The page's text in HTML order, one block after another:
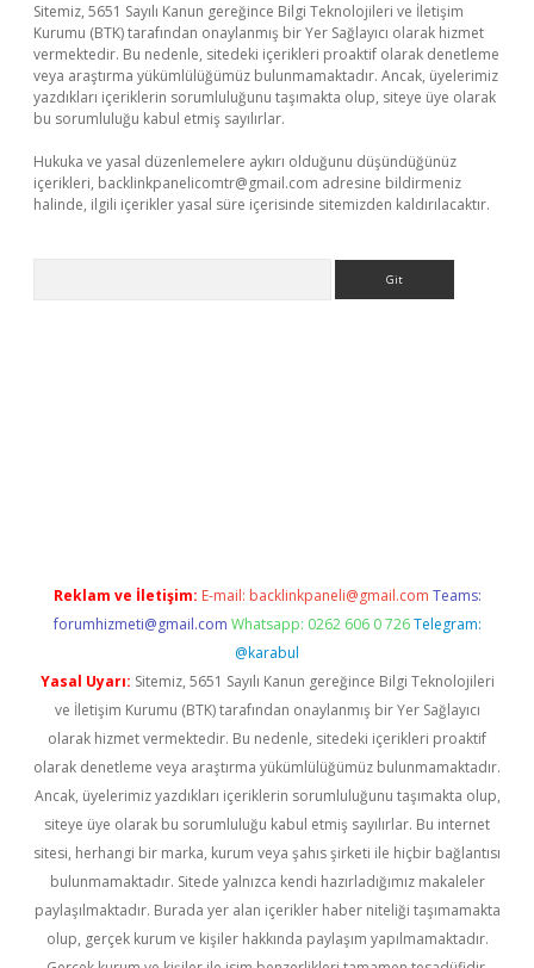
Sitemiz, 5651 Sayılı Kanun gereğince Bilgi Teknolojileri ve İletişim
Kurumu (BTK) tarafından onaylanmış bir Yer Sağlayıcı olarak hizmet
vermektedir. Bu nedenle, sitedeki içerikleri proaktif olarak denetleme
veya araştırma yükümlülüğümüz bulunmamaktadır. Ancak, üyelerimiz
yazdıkları içeriklerin sorumluluğunu taşımakta olup, siteye üye olarak
bu sorumluluğu kabul etmiş sayılırlar.
Hukuka ve yasal düzenlemelere aykırı olduğunu düşündüğünüz
içerikleri, backlinkpanelicomtr@gmail.com adresine bildirmeniz
halinde, ilgili içerikler yasal süre içerisinde sitemizden kaldırılacaktır.
Reklam ve İletişim: E-mail: backlinkpaneli@gmail.com Teams:
forumhizmeti@gmail.com Whatsapp: 0262 606 0 726 Telegram:
@karabul
Yasal Uyarı: Sitemiz, 5651 Sayılı Kanun gereğince Bilgi Teknolojileri
ve İletişim Kurumu (BTK) tarafından onaylanmış bir Yer Sağlayıcı
olarak hizmet vermektedir. Bu nedenle, sitedeki içerikleri proaktif
olarak denetleme veya araştırma yükümlülüğümüz bulunmamaktadır.
Ancak, üyelerimiz yazdıkları içeriklerin sorumluluğunu taşımakta olup,
siteye üye olarak bu sorumluluğu kabul etmiş sayılırlar. Bu internet
sitesi, herhangi bir marka, kurum veya şahıs şirketi ile hiçbir bağlantısı
bulunmamaktadır. Sitede yalnızca kendi hazırladığımız makaleler
paylaşılmaktadır. Burada yer alan içerikler haber niteliği taşımamakta
olup, gerçek kurum ve kişiler hakkında paylaşım yapılmamaktadır.